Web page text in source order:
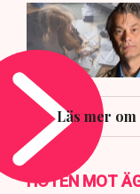
Läs mer
HOTEN MOT